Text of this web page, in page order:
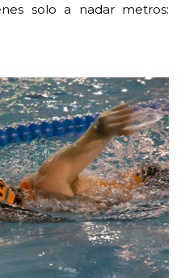
solo a nadar metros: